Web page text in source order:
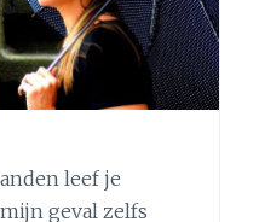
leef je
geval zelfs